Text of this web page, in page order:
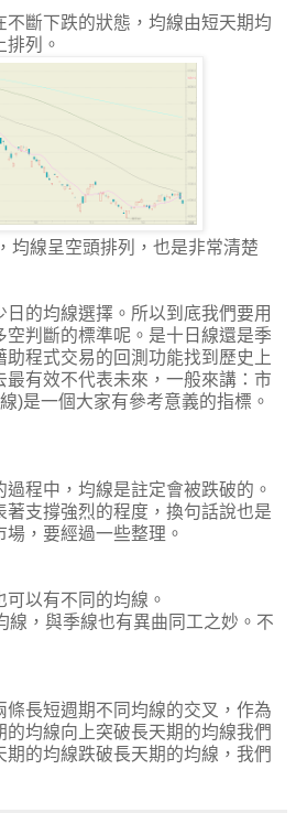
不斷下跌的狀態，均線由短天期均
列。
均線呈空頭排列，也是非常清楚
的均線選擇。所以到底我們要用
空判斷的標準呢。是十日線還是季
程式交易的回測功能找到歷史上
最有效不代表未來，一般來講：市
)是一個大家有參考意義的指標。
程中，均線是註定會被跌破的。
支撐強烈的程度，換句話說也是
，要經過一些整理。
以有不同的均線。
線，與季線也有異曲同工之妙。不
長短週期不同均線的交叉，作為
的均線向上突破長天期的均線我們
的均線跌破長天期的均線，我們